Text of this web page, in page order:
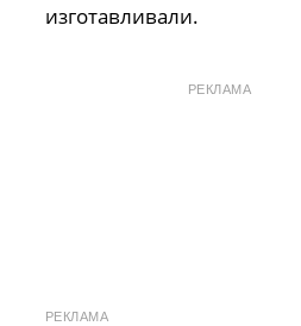
изготавливали.
РЕКЛАМА
РЕКЛАМА